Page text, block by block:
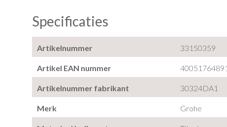
Specificaties
Artikelnummer 33150359
Artikel EAN nummer
Artikelnummer fabrikant 30324DA1
Merk Grohe